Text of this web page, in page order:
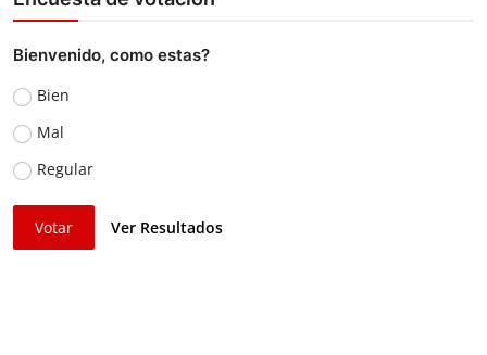
Bienvenido, como estas?
Bien
Mal
Regular
Votar Ver Resultados